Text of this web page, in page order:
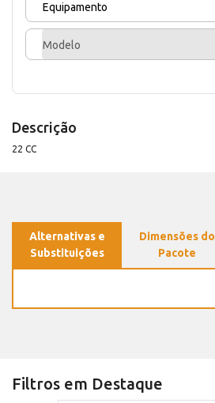
Equipamento
Modelo
Descrição
22 CC
Alternativas e
Substituições
Dimensões do
Pacote
Filtros em Destaque